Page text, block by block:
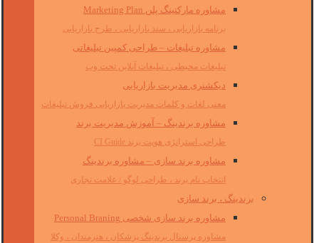
مشاوره مارکتینگ پلن Marketing Plan
برنامه بازاریابی ، سند بازاریابی ، طرح بازاریابی
مشاوره تبلیغات – طراحی کمپین تبلیغاتی
تبلیغات محیطی ، تبلیغات آنلاین تحت وب
دیکشنری مدیریت بازاریابی
معنی لغات و کلمات مدیریت بازاریابی فروش تبلیغات
مشاوره برندینگ – آموزش مدیریت برند
طراحی استراتژی هویت برند CI Guide
مشاوره برند سازی – مشاوره برندینگ
انتخاب نام برند ، طراحی لوگو / علامت تجاری
برندینگ ، برند سازی
مشاوره برند سازی شخصی Personal Braning
مشاوره پرسنال برندینگ پزشکان ، هنرمندان ، وکلا